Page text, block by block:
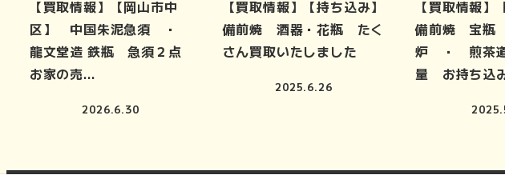
【買取情報】【岡山市中
区】 中国朱泥急須 ・
龍文堂造 鉄瓶 急須２点
お家の売…
2026.6.30
【買取情報】【持ち込み】
備前焼 酒器・花瓶 たく
さん買取いたしました
2025.6.26
【買取情報】
備前焼 宝
炉 ・ 煎茶
量 お持ち込